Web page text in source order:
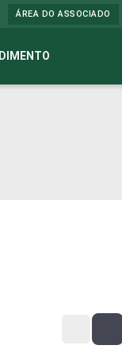
ÁREA DO ASSOCIADO